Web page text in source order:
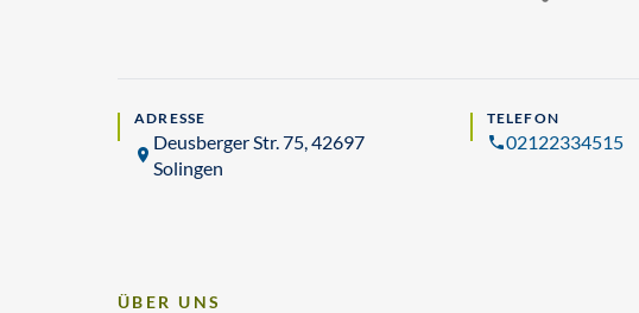
ADRESSE
Deusberger Str. 75, 42697
Solingen
TELEFON
02122334515
ÜBER UNS